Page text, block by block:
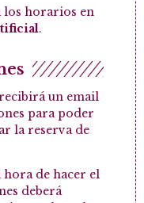
los horarios en
.
un email
para poder
la reserva de
hora de hacer el
deberá